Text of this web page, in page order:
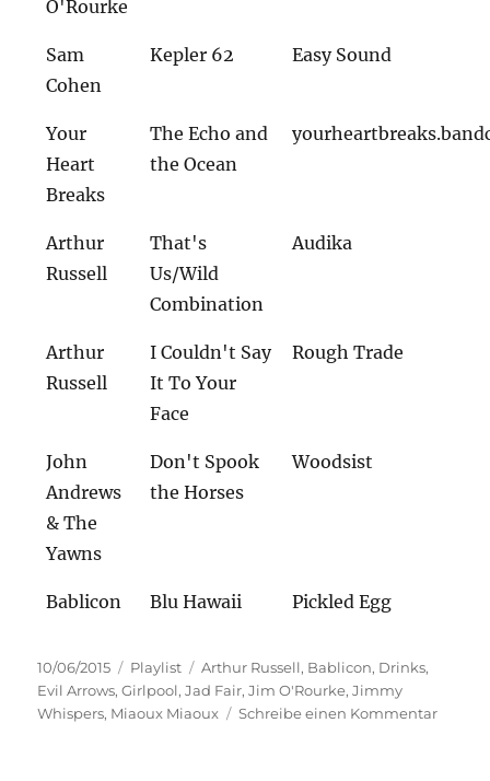
O'Rourke
Sam
Cohen
Kepler 62 Easy Sound
Your
Heart
Breaks
The Echo and
the Ocean
Arthur
Russell
That's
Us/Wild
Combination
Audika
Arthur
Russell
I Couldn't Say
It To Your
Face
Rough Trade
John
Andrews
& The
Yawns
Don't Spook
the Horses
Woodsist
Bablicon Blu Hawaii Pickled Egg
Veröffentlicht
am
10/06/2015 Kategorien
Playlist Schlagwörter
Arthur Russell, Bablicon, Drinks,
Evil Arrows,Girlpool,Jad Fair,Jim O'Rourke,Jimmy
Whispers, Miaoux Miaoux Schreibe einen Kommentarzu